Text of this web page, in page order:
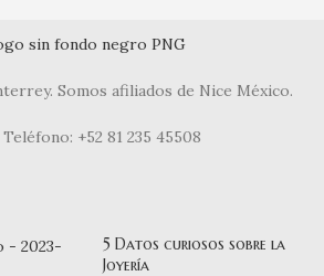
Somos afiliados de Nice México.
Teléfono: +52 81 235 45508
5 Datos curiosos sobre la
Joyería